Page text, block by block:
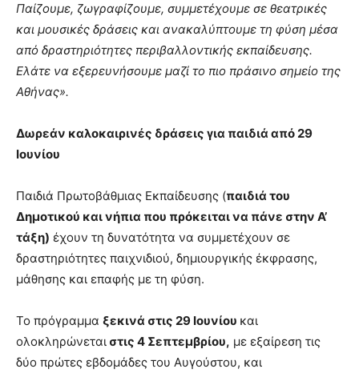
Παίζουμε, ζωγραφίζουμε, συμμετέχουμε σε θεατρικές
και μουσικές δράσεις και ανακαλύπτουμε τη φύση μέσα
από δραστηριότητες περιβαλλοντικής εκπαίδευσης.
Ελάτε να εξερευνήσουμε μαζί το πιο πράσινο σημείο της
Αθήνας».
Δωρεάν καλοκαιρινές δράσεις για παιδιά από 29
Ιουνίου
Παιδιά Πρωτοβάθμιας Εκπαίδευσης (παιδιά του
Δημοτικού και νήπια που πρόκειται να πάνε στην Α’
τάξη) έχουν τη δυνατότητα να συμμετέχουν σε
δραστηριότητες παιχνιδιού, δημιουργικής έκφρασης,
μάθησης και επαφής με τη φύση.
Το πρόγραμμα ξεκινά στις 29 Ιουνίου και
ολοκληρώνεται στις 4 Σεπτεμβρίου, με εξαίρεση τις
δύο πρώτες εβδομάδες του Αυγούστου, και